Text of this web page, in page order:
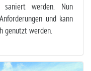
werden. Nun
und kann
genutzt werden.